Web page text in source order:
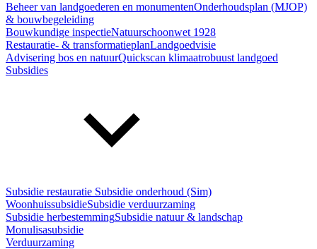
Beheer van landgoederen en monumentenOnderhoudsplan (MJOP)
& bouwbegeleiding
Bouwkundige inspectieNatuurschoonwet 1928
Restauratie- & transformatieplanLandgoedvisie
Advisering bos en natuurQuickscan klimaatrobuust landgoed
Subsidies
Subsidie restauratie Subsidie onderhoud (Sim)
WoonhuissubsidieSubsidie verduurzaming
Subsidie herbestemmingSubsidie natuur & landschap
Monulisasubsidie
Verduurzaming